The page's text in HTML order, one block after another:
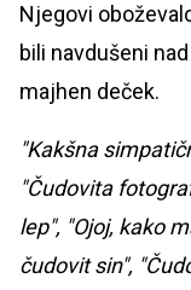
Njegovi
bili navdušeni
majhen deček.
"Kakšna
"Čudovita
lep", "Ojoj, kako
čudovit sin",